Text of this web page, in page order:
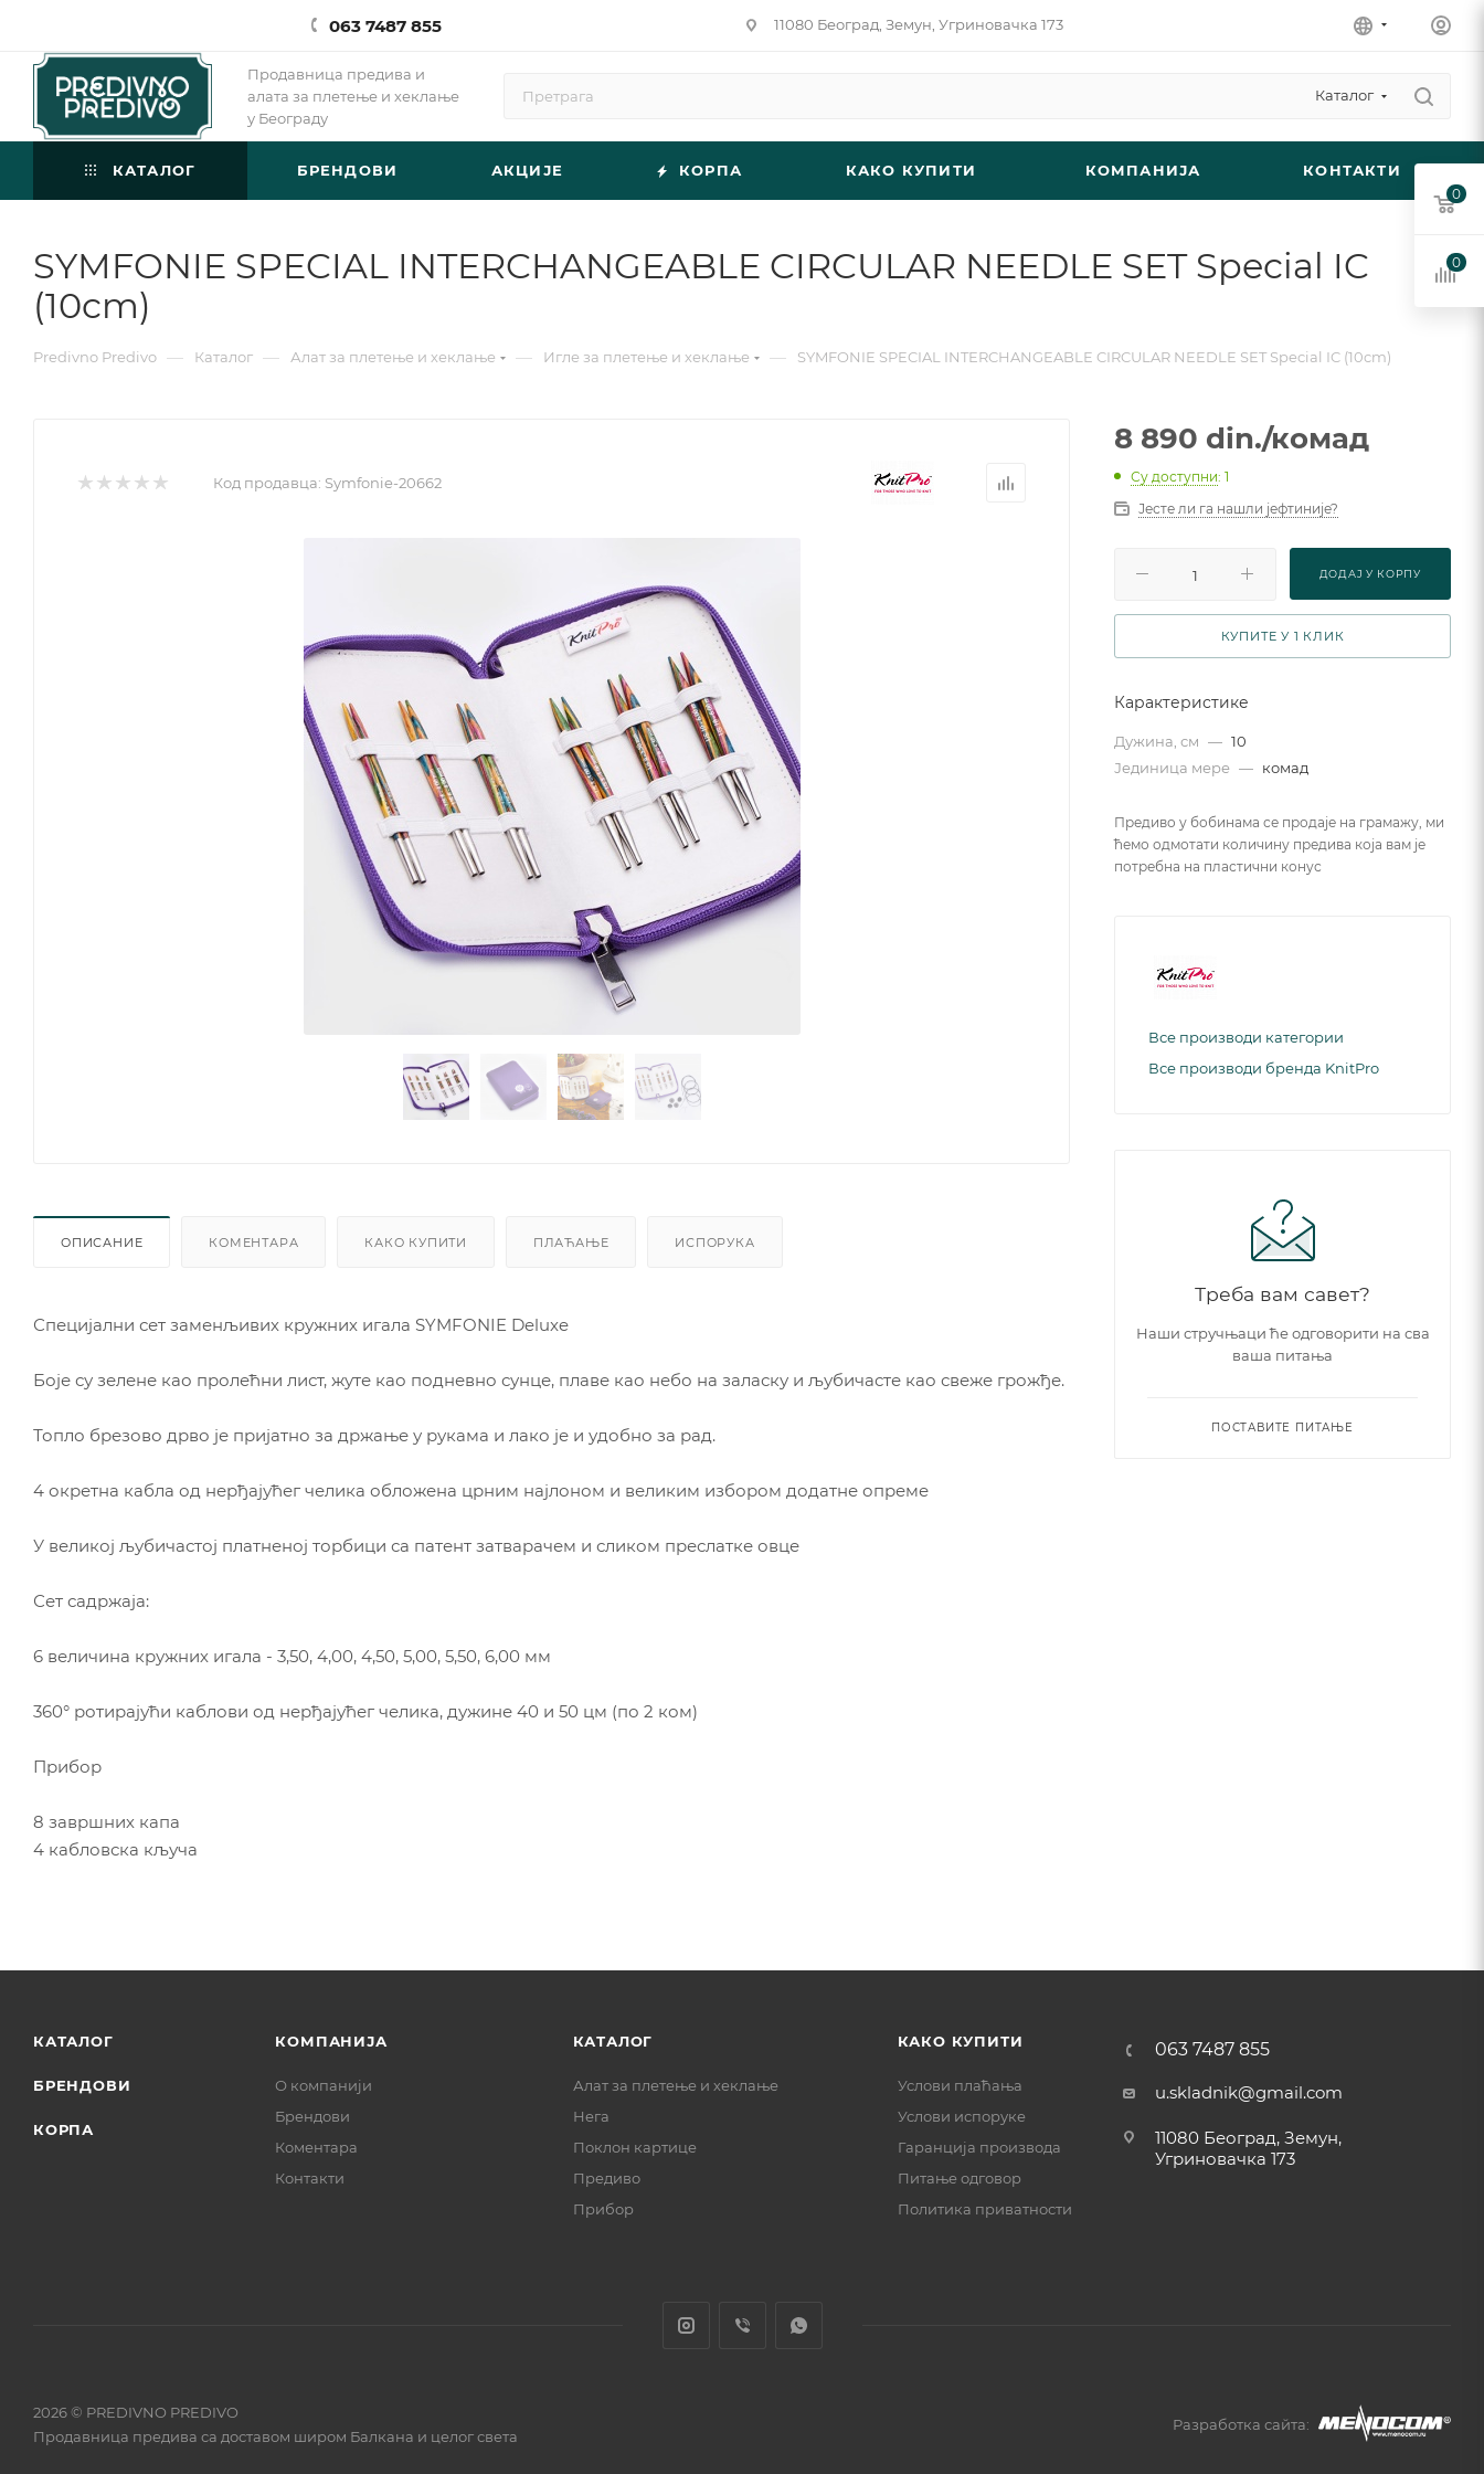
063 7487 855 11080 Београд, Земун, Угриновачка 173
Продавница предива и
алата за плетење и хеклање
у Београду
Каталог
КАТАЛОГ БРЕНДОВИ АКЦИЈЕ КОРПА КАКО КУПИТИ КОМПАНИЈА КОНТАКТИ
SYMFONIE SPECIAL INTERCHANGEABLE CIRCULAR NEEDLE SET Special IC
(10cm)
Predivno Predivo — Каталог — Алат за плетење и хеклање — Игле за плетење и хеклање — SYMFONIE SPECIAL INTERCHANGEABLE CIRCULAR NEEDLE SET Special IC (10cm)
Код продавца: Symfonie-20662
ОПИСАНИЕ КОМЕНТАРА КАКО КУПИТИ ПЛАЋАЊЕ ИСПОРУКА
Специјални сет заменљивих кружних игала SYMFONIE Deluxe
Боје су зелене као пролећни лист, жуте као подневно сунце, плаве као небо на заласку и љубичасте као свеже грожђе.
Топло брезово дрво је пријатно за држање у рукама и лако је и удобно за рад.
4 окретна кабла од нерђајућег челика обложена црним најлоном и великим избором додатне опреме
У великој љубичастој платненој торбици са патент затварачем и сликом преслатке овце
Сет садржаја:
6 величина кружних игала - 3,50, 4,00, 4,50, 5,00, 5,50, 6,00 мм
360° ротирајући каблови од нерђајућег челика, дужине 40 и 50 цм (по 2 ком)
Прибор
8 завршних капа
4 кабловска кључа
8 890 din./комад
Су доступни: 1
Јесте ли га нашли јефтиније?
ДОДАJ У КОРПУ
КУПИТЕ У 1 КЛИК
Карактеристике
Дужина, см — 10
Јединица мере — комад
Предиво у бобинама се продаје на грамажу, ми
ћемо одмотати количину предива која вам је
потребна на пластични конус
Все производи категории
Все производи бренда KnitPro
Треба вам савет?
Наши стручњаци ће одговорити на сва
ваша питања
ПОСТАВИТЕ ПИТАЊЕ
КАТАЛОГ
БРЕНДОВИ
КОРПА
КОМПАНИЈА
О компанији
Брендови
Коментара
Контакти
КАТАЛОГ
Алат за плетење и хеклање
Нега
Поклон картице
Предиво
Прибор
КАКО КУПИТИ
Услови плаћања
Услови испоруке
Гаранција производа
Питање одговор
Политика приватности
063 7487 855
u.skladnik@gmail.com
11080 Београд, Земун,
Угриновачка 173
2026 © PREDIVNO PREDIVO
Продавница предива са доставом широм Балкана и целог света
Разработка сайта:
0
0